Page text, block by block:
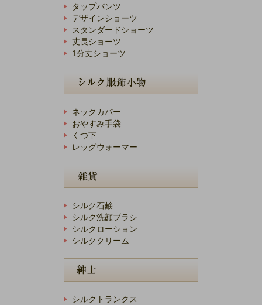
タップパンツ
デザインショーツ
スタンダードショーツ
丈長ショーツ
1分丈ショーツ
ネックカバー
おやすみ手袋
くつ下
レッグウォーマー
シルク石鹸
シルク洗顔ブラシ
シルクローション
シルククリーム
シルクトランクス